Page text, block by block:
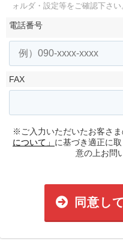
ォルダ・設定等をご確認下さい
電話番号
FAX
※ご入力いただいたお客さま
について」 に基づき適正に
意の上お問
同意し